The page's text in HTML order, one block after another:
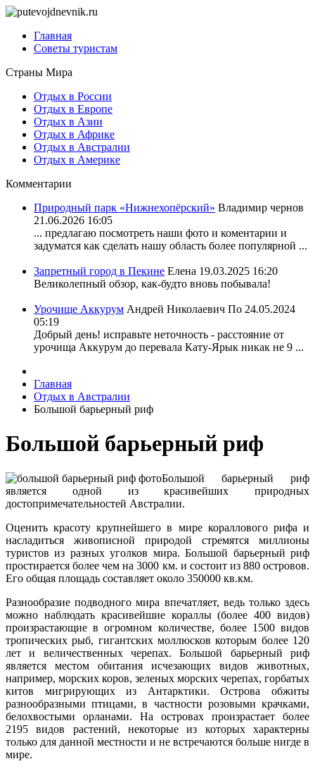
Главная
Советы туристам
Страны Мира
Отдых в России
Отдых в Европе
Отдых в Азии
Отдых в Африке
Отдых в Австралии
Отдых в Америке
Комментарии
Природный парк «Нижнехопёрский» Владимир чернов
21.06.2026 16:05
... предлагаю посмотреть наши фото и коментарии и
задуматся как сделать нашу область более популярной ...
Запретный город в Пекине Елена 19.03.2025 16:20
Великолепный обзор, как-будто вновь побывала!
Урочище Аккурум Андрей Николаевич По 24.05.2024
05:19
Добрый день! исправьте неточность - расстояние от
урочища Аккурум до перевала Кату-Ярык никак не 9 ...
Главная
Отдых в Австралии
Большой барьерный риф
Большой барьерный риф
Большой барьерный риф
является одной из красивейших природных
достопримечательностей Австралии.
Оценить красоту крупнейшего в мире кораллового рифа и
насладиться живописной природой стремятся миллионы
туристов из разных уголков мира. Большой барьерный риф
простирается более чем на 3000 км. и состоит из 880 островов.
Его общая площадь составляет около 350000 кв.км.
Разнообразие подводного мира впечатляет, ведь только здесь
можно наблюдать красивейшие кораллы (более 400 видов)
произрастающие в огромном количестве, более 1500 видов
тропических рыб, гигантских моллюсков которым более 120
лет и величественных черепах. Большой барьерный риф
является местом обитания исчезающих видов животных,
например, морских коров, зеленых морских черепах, горбатых
китов мигрирующих из Антарктики. Острова обжиты
разнообразными птицами, в частности розовыми крачками,
белохвостыми орланами. На островах произрастает более
2195 видов растений, некоторые из которых характерны
только для данной местности и не встречаются больше нигде в
мире.